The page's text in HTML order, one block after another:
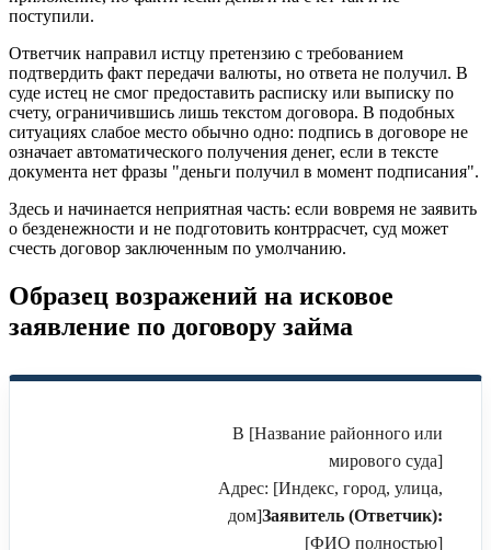
поступили.
Ответчик направил истцу претензию с требованием
подтвердить факт передачи валюты, но ответа не получил. В
суде истец не смог предоставить расписку или выписку по
счету, ограничившись лишь текстом договора. В подобных
ситуациях слабое место обычно одно: подпись в договоре не
означает автоматического получения денег, если в тексте
документа нет фразы "деньги получил в момент подписания".
Здесь и начинается неприятная часть: если вовремя не заявить
о безденежности и не подготовить контррасчет, суд может
счесть договор заключенным по умолчанию.
Образец возражений на исковое
заявление по договору займа
В [Название районного или
мирового суда]
Адрес: [Индекс, город, улица,
дом]Заявитель (Ответчик):
[ФИО полностью]